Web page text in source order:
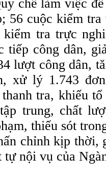
chế làm việc
56 cuộc kiểm
tra trực
công dân,
lượt công dân,
xử lý 1.743 đơn
tra, khiếu
trung, chất
thiếu sót
chỉnh kịp thời,
nội vụ của